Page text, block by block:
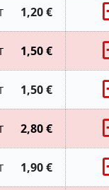
1,20 €
1,50 €
1,50 €
2,80 €
1,90 €